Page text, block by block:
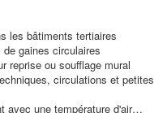
les bâtiments tertiaires
gaines circulaires
reprise ou soufflage mural
circulations et petites
avec une température d'air